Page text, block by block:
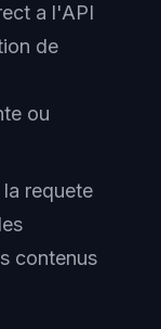
a l'API
de
ou
requete
contenus